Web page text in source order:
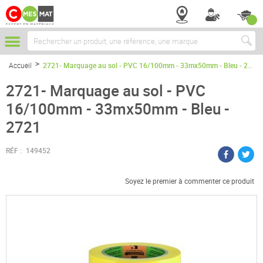
Chercher
Accueil 2721- Marquage au sol - PVC 16/100mm - 33mx50mm - Bleu - 2721
2721- Marquage au sol - PVC
16/100mm - 33mx50mm - Bleu -
2721
RÉF : 149452
Soyez le premier à commenter ce produit
Passer